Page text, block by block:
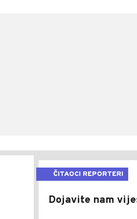
ČITAOCI REPORTERI
Dojavite nam